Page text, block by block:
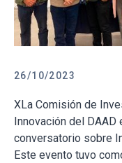
26/10/2023
XLa Comisión de
Innovación del
conversatorio sobre
Este evento tuvo